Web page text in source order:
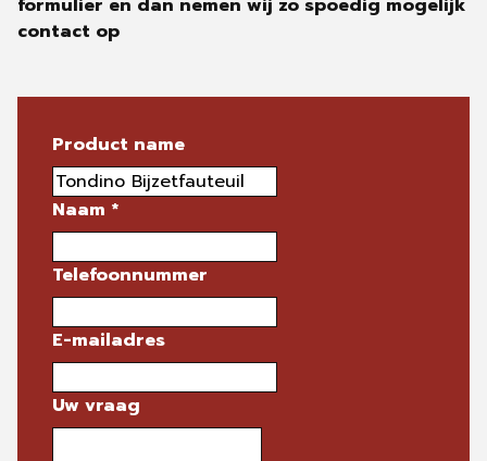
formulier en dan nemen wij zo spoedig mogelijk
contact op
Product name
Naam *
Telefoonnummer
E-mailadres
Uw vraag